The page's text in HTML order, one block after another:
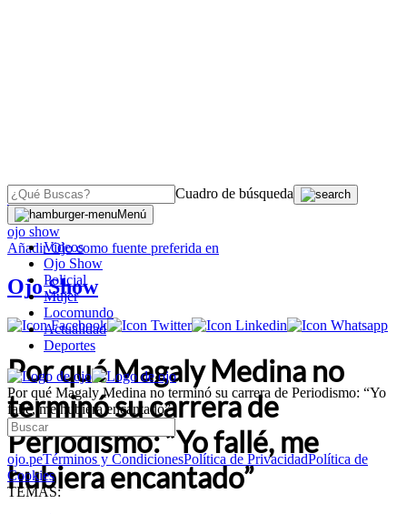
Cuadro de búsqueda
Menú
Videos
Ojo Show
Policial
Mujer
Locomundo
Actualidad
Deportes
Por qué Magaly Medina no terminó su carrera de Periodismo: “Yo
fallé, me hubiera encantado”
ojo.peTérminos y CondicionesPolítica de PrivacidadPolítica de
Cookies
TEMAS:
OJO
ojo show
AñadirOjocomo fuente preferida en
Ojo Show
Por qué Magaly Medina no
terminó su carrera de
Periodismo: “Yo fallé, me
hubiera encantado”